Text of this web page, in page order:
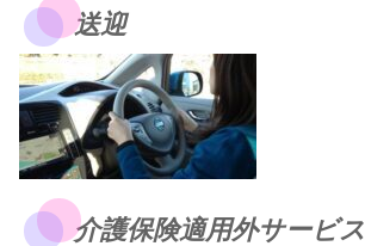
送迎
介護保険適用外サービス